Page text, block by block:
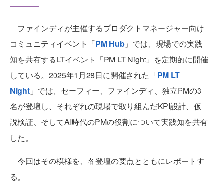
ファインディが主催するプロダクトマネージャー向け
コミュニティイベント「PM Hub 」では、現場での実践
知を共有するLTイベント「PM LT Night」を定期的に開催
している。2025年1月28日に開催された「PM LT
Night 」では、セーフィー、ファインディ、独立PMの3
名が登壇し、それぞれの現場で取り組んだKPI設計、仮
説検証、そしてAI時代のPMの役割について実践知を共有
した。
今回はその模様を、各登壇の要点とともにレポートす
る。